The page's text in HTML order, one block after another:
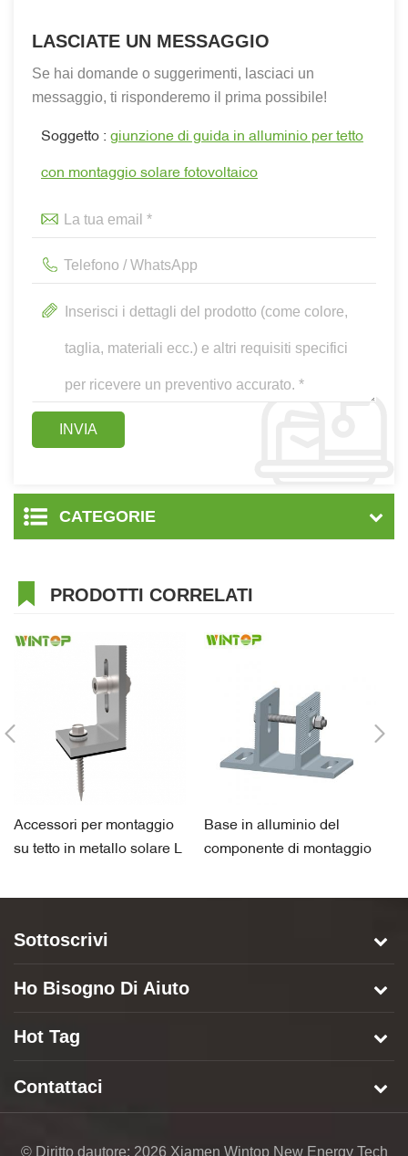
LASCIATE UN MESSAGGIO
Se hai domande o suggerimenti, lasciaci un
messaggio, ti risponderemo il prima possibile!
Soggetto : giunzione di guida in alluminio per tetto
con montaggio solare fotovoltaico
CATEGORIE
PRODOTTI CORRELATI
Accessori per montaggio
su tetto in metallo solare L
Base in alluminio del
componente di montaggio
Sottoscrivi
Ho Bisogno Di Aiuto
Hot Tag
Contattaci
© Diritto dautore: 2026 Xiamen Wintop New Energy Tech